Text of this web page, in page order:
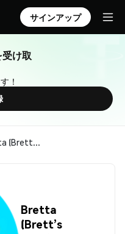
サインアップ
け取
！
BRETTA (Bretta (Brett’s Wife))
Bretta
(Brett’s